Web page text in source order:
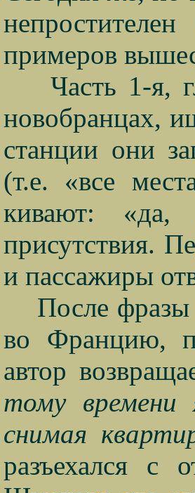
примеров
Часть 1-я,
новобранцах,
станции они
(т.е. «все
кивают: «да,
присутствия.
и пассажиры
После фразы
во Францию,
автор
тому
снимая
разъехался с